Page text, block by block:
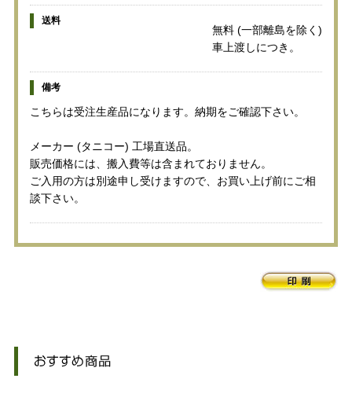
送料
無料 (一部離島を除く)
車上渡しにつき。
備考
こちらは受注生産品になります。納期をご確認下さい。
メーカー (タニコー) 工場直送品。
販売価格には、搬入費等は含まれておりません。
ご入用の方は別途申し受けますので、お買い上げ前にご相
談下さい。